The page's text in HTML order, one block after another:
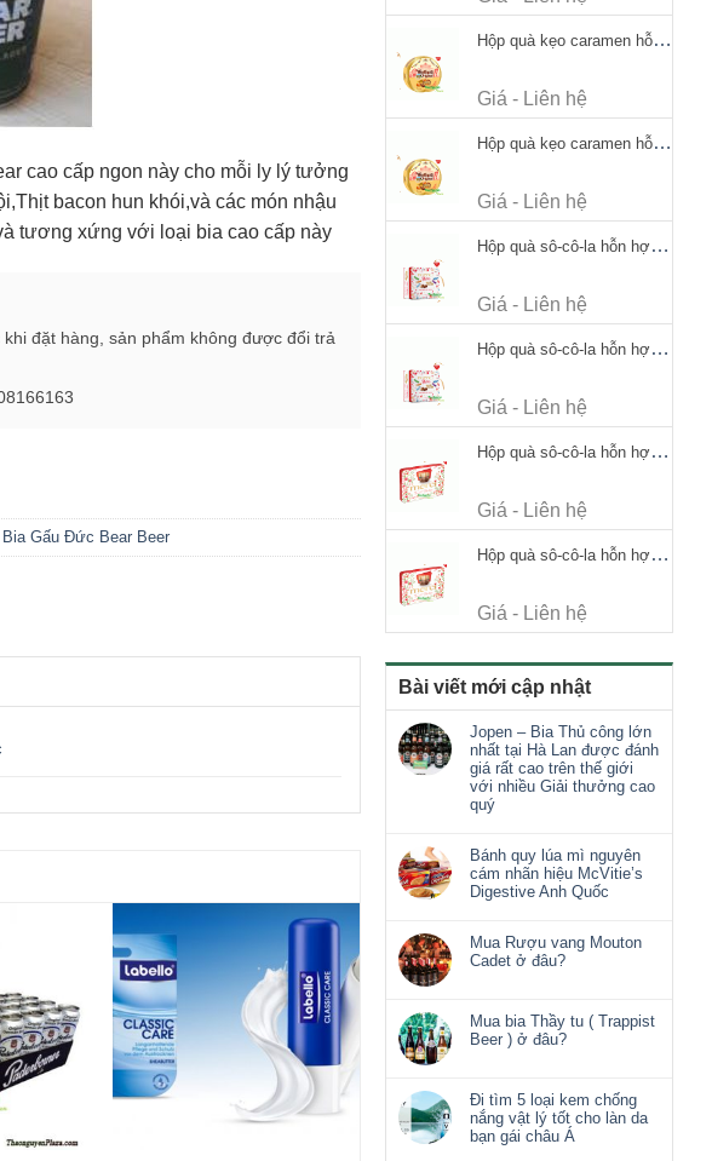
Hộp quà kẹo caramen hỗn hợp Werther's Original Caramel Candy 170g
Giá - Liên hệ
Hộp quà kẹo caramen hỗn hợp Werther's Original Caramel Candy 170g
Giá - Liên hệ
Hộp quà sô-cô-la hỗn hợp Merci Petits Chocolate Collection 125g thiếc
Giá - Liên hệ
Hộp quà sô-cô-la hỗn hợp Merci Petits Chocolate Collection 125g thiếc
Giá - Liên hệ
Hộp quà sô-cô-la hỗn hợp Merci Finest Selection 250g thiếc
Giá - Liên hệ
Hộp quà sô-cô-la hỗn hợp Merci Finest Selection 250g thiếc
Giá - Liên hệ
Bài viết mới cập nhật
Jopen – Bia Thủ công lớn
nhất tại Hà Lan được đánh
giá rất cao trên thế giới
với nhiều Giải thưởng cao
quý
Bánh quy lúa mì nguyên
cám nhãn hiệu McVitie’s
Digestive Anh Quốc
Mua Rượu vang Mouton
Cadet ở đâu?
Mua bia Thầy tu ( Trappist
Beer ) ở đâu?
Đi tìm 5 loại kem chống
nắng vật lý tốt cho làn da
bạn gái châu Á
cao cấp ngon này cho mỗi ly lý tưởng
bacon hun khói,và các món nhậu
tương xứng với loại bia cao cấp này
đặt hàng, sản phẩm không được đổi trả
Bia Gấu Đức Bear Beer